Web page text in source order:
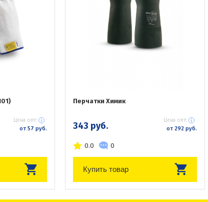
Цена опт:
от 57 руб.
Перчатки Химик
343 руб. Цена опт:
от 292 руб.
0.0 0
Купить товар